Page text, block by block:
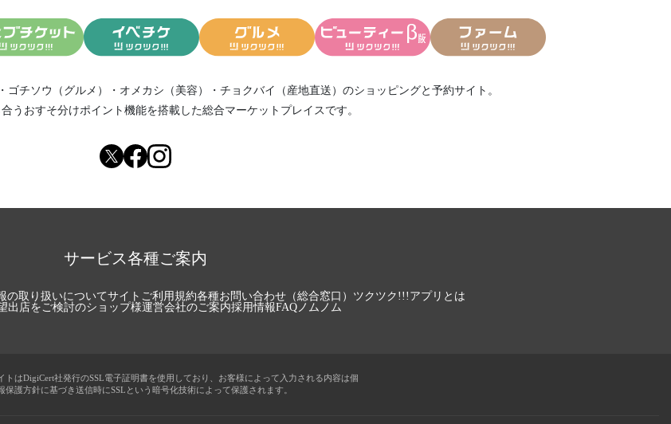
・ ゴチソウ（グルメ） ・ オメカシ（美容） ・ チョクバイ（産地直送） のショッピングと予約サイト。
う おすそ分けポイント機能を搭載した総合マーケットプレイスです。
サービス各種ご案内
の取り扱いについてサイトご利用規約各種お問い合わせ（総合窓口） ツクツク!!!アプリとは
出店をご検討のショップ様運営会社のご案内採用情報FAQノムノム
トはDigiCert社発行のSSL電子証明書を使用しており、お客様によって入力される内容は個
保護方針に基づき送信時にSSLという暗号化技術によって保護されます。